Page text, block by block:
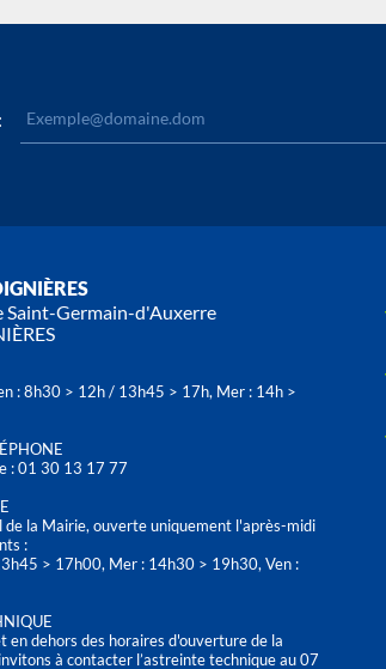
Saint-Germain-d'Auxerre
: 8h30 > 12h / 13h45 > 17h, Mer : 14h >
: 01 30 13 17 77
de la Mairie, ouverte uniquement l'après-midi
:
> 17h00, Mer : 14h30 > 19h30, Ven :
en dehors des horaires d'ouverture de la
à contacter l’astreinte technique au 07